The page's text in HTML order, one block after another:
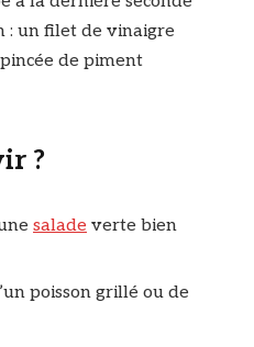
: un filet de vinaigre
de piment
?
salade verte bien
poisson grillé ou de